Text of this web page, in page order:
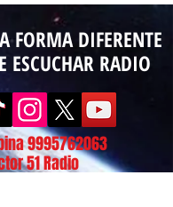
FORMA DIFERENTE
ESCUCHAR RADIO
9995762063
51 Radio